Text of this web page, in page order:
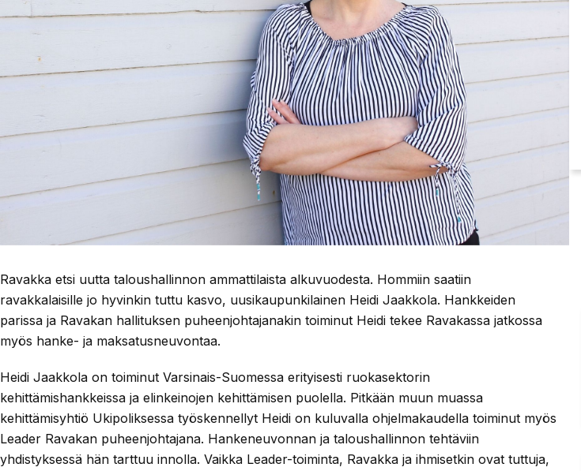
Ravakka etsi uutta taloushallinnon ammattilaista alkuvuodesta. Hommiin saatiin
ravakkalaisille jo hyvinkin tuttu kasvo, uusikaupunkilainen Heidi Jaakkola. Hankkeiden
parissa ja Ravakan hallituksen puheenjohtajanakin toiminut Heidi tekee Ravakassa jatkossa
myös hanke- ja maksatusneuvontaa.
Heidi Jaakkola on toiminut Varsinais-Suomessa erityisesti ruokasektorin
kehittämishankkeissa ja elinkeinojen kehittämisen puolella. Pitkään muun muassa
kehittämisyhtiö Ukipoliksessa työskennellyt Heidi on kuluvalla ohjelmakaudella toiminut myös
Leader Ravakan puheenjohtajana. Hankeneuvonnan ja taloushallinnon tehtäviin
yhdistyksessä hän tarttuu innolla. Vaikka Leader-toiminta, Ravakka ja ihmisetkin ovat tuttuja,